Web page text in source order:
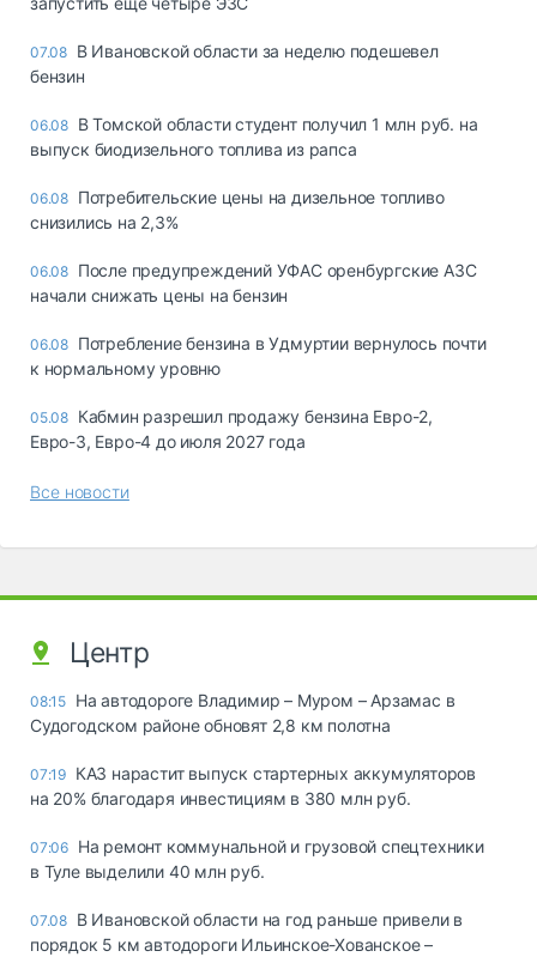
07.08 В Ивановской области за неделю подешевел
бензин
06.08 В Томской области студент получил 1 млн руб. на
выпуск биодизельного топлива из рапса
06.08 Потребительские цены на дизельное топливо
снизились на 2,3%
06.08 После предупреждений УФАС оренбургские АЗС
начали снижать цены на бензин
06.08 Потребление бензина в Удмуртии вернулось почти
к нормальному уровню
05.08 Кабмин разрешил продажу бензина Евро-2,
Евро-3, Евро-4 до июля 2027 года
Все новости
Центр
08:15 На автодороге Владимир – Муром – Арзамас в
Судогодском районе обновят 2,8 км полотна
07:19 КАЗ нарастит выпуск стартерных аккумуляторов
на 20% благодаря инвестициям в 380 млн руб.
07:06 На ремонт коммунальной и грузовой спецтехники
в Туле выделили 40 млн руб.
07.08 В Ивановской области на год раньше привели в
порядок 5 км автодороги Ильинское-Хованское –